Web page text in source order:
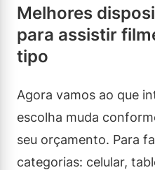
Melhores
para assistir
tipo
Agora vamos ao que
escolha muda
seu orçamento. Para
categorias: celular,